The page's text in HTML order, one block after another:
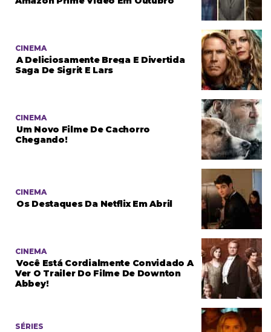
CINEMA
A Deliciosamente Brega E Divertida
Saga De Sigrit E Lars
CINEMA
Um Novo Filme De Cachorro
Chegando!
CINEMA
Os Destaques Da Netflix Em Abril
CINEMA
Você Está Cordialmente Convidado A
Ver O Trailer Do Filme De Downton
Abbey!
SÉRIES